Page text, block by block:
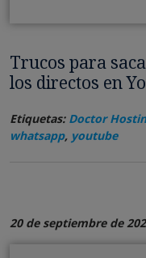
Trucos para
los directos en
Etiquetas: Doctor
whatsapp, youtube
20 de septiembre de